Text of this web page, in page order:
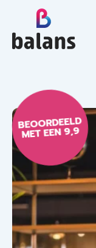
BEOORDEELD
MET EEN 9,9